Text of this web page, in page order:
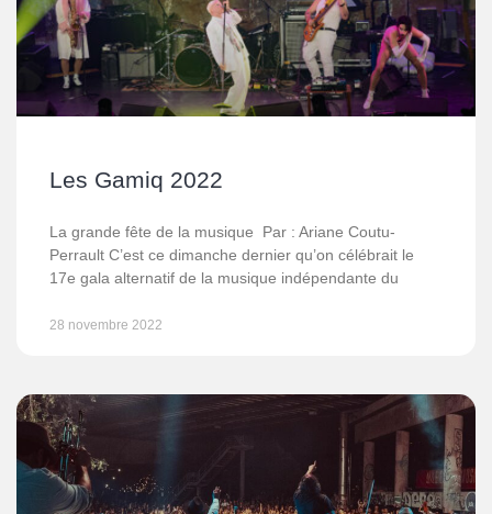
Les Gamiq 2022
La grande fête de la musique Par : Ariane Coutu-
Perrault C’est ce dimanche dernier qu’on célébrait le
17e gala alternatif de la musique indépendante du
28 novembre 2022